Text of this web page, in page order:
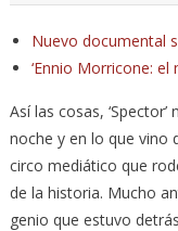
Nuevo documental
‘Ennio Morricone:
Así las cosas,
noche y en lo que vino
circo mediático que
de la historia. Mucho
genio que estuvo